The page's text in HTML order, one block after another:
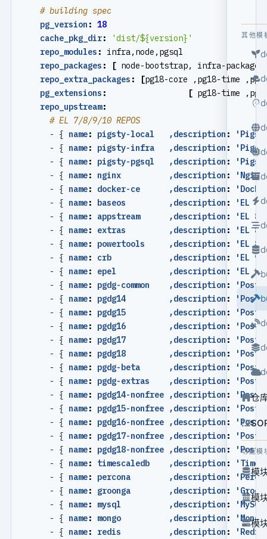
其他模
仓
功能模
模
模
模
# building spec
pg_version : 18
cache_pkg_dir:
'dist/${version}'
repo_modules :
infra,node,pgsql
repo_packages : [ node-bootstrap, infra-
repo_extra_packages : [pg18-core ,pg18-time
pg_extensions : [ pg18-time
repo_upstream:
# EL 7/8/9/10 REPOS
- { name: pigsty-local   ,description :
- { name: pigsty-infra   ,description :
- { name: pigsty-pgsql   ,description :
- { name: nginx          ,description :
- { name: docker-ce      ,description :
- { name: baseos         ,description :
'EL
- { name: appstream      ,description :
'EL
- { name: extras         ,description :
'EL
- { name: powertools     ,description :
'EL 8
- { name: crb            ,description :
'EL 9
- { name: epel           ,description :
'EL
- { name: pgdg-common    ,description :
- { name: pgdg14         ,description :
- { name: pgdg15         ,description :
- { name: pgdg16         ,description :
- { name: pgdg17         ,description :
- { name: pgdg18         ,description :
- { name: pgdg-beta      ,description :
- { name: pgdg-extras    ,description :
- { name: pgdg14-nonfree ,description :
- { name: pgdg15-nonfree ,description :
- { name: pgdg16-nonfree ,description :
- { name: pgdg17-nonfree ,description :
- { name: pgdg18-nonfree ,description :
- { name: timescaledb    ,description :
- { name: percona        ,description :
- { name: groonga        ,description :
- { name: mysql          ,description :
- { name: mongo          ,description :
- { name: redis          ,description :